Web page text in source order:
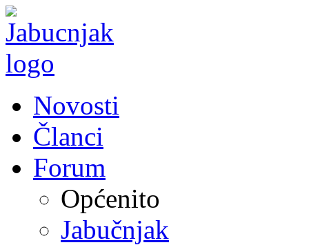
Novosti
Članci
Forum
Općenito
Jabučnjak